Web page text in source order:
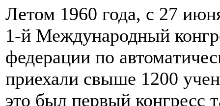
Летом 1960 года, с 27
1-й Международный
федерации по
приехали свыше 1200
это был первый конгресс